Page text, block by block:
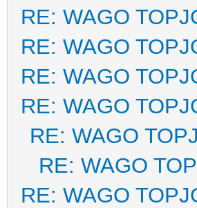
RE: WAGO
RE: WAGO
RE: WAGO
RE: WAGO
RE: WAGO
RE: WAGO
RE: WAGO